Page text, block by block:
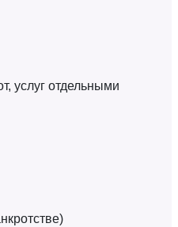
услуг отдельными